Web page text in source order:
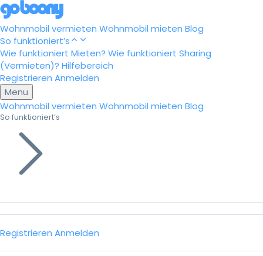
Wohnmobil vermieten Wohnmobil mieten Blog
So funktioniert’s
Wie funktioniert Mieten? Wie funktioniert Sharing
(Vermieten)? Hilfebereich
Registrieren Anmelden
Menu
Wohnmobil vermieten Wohnmobil mieten Blog
So funktioniert’s
Registrieren Anmelden